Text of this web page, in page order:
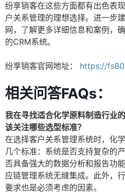
纷享销客在这些方面都有出色表
户关系管理的理想选择。进一步
网，了解更多详细信息和案例，
的CRM系统。
纷享销客官网地址： https://
相关问答FAQs：
我在寻找适合化学原料制造行业
该关注哪些选型标准？
在选择客户关系管理系统时，化
几个标准：系统是否支持复杂的
否具备强大的数据分析和报告功
应链管理系统无缝集成。此外，
要求也是必须考虑的因素。